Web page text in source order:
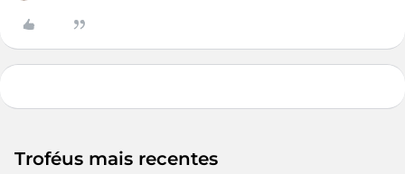
Troféus mais recentes